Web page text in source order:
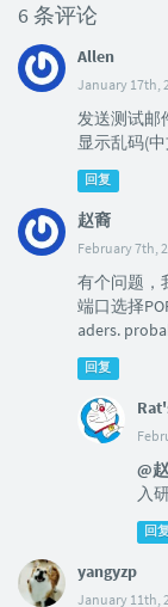
6 条评论
Allen
January 17th,
发送测试邮
显示乱码(
回复
赵裔
February 7th,
有个问题，
端口选择
aders.
回复
@
入
回复
yangyzp
January 11th,